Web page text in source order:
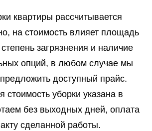
квартиры рассчитывается
на стоимость влияет площадь
загрязнения и наличие
опций, в любом случае мы
доступный прайс.
стоимость уборки указана в
без выходных дней, оплата
сделанной работы.